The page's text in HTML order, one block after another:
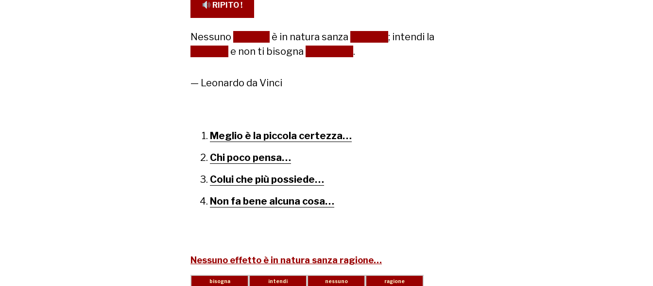
RIPITO !
Nessuno è in natura sanza
; intendi la
e non ti bisogna .
— Leonardo da Vinci
Meglio è la piccola certezza…
Chi poco pensa…
Colui che più possiede…
Non fa bene alcuna cosa…
Nessuno effetto è in natura sanza ragione…